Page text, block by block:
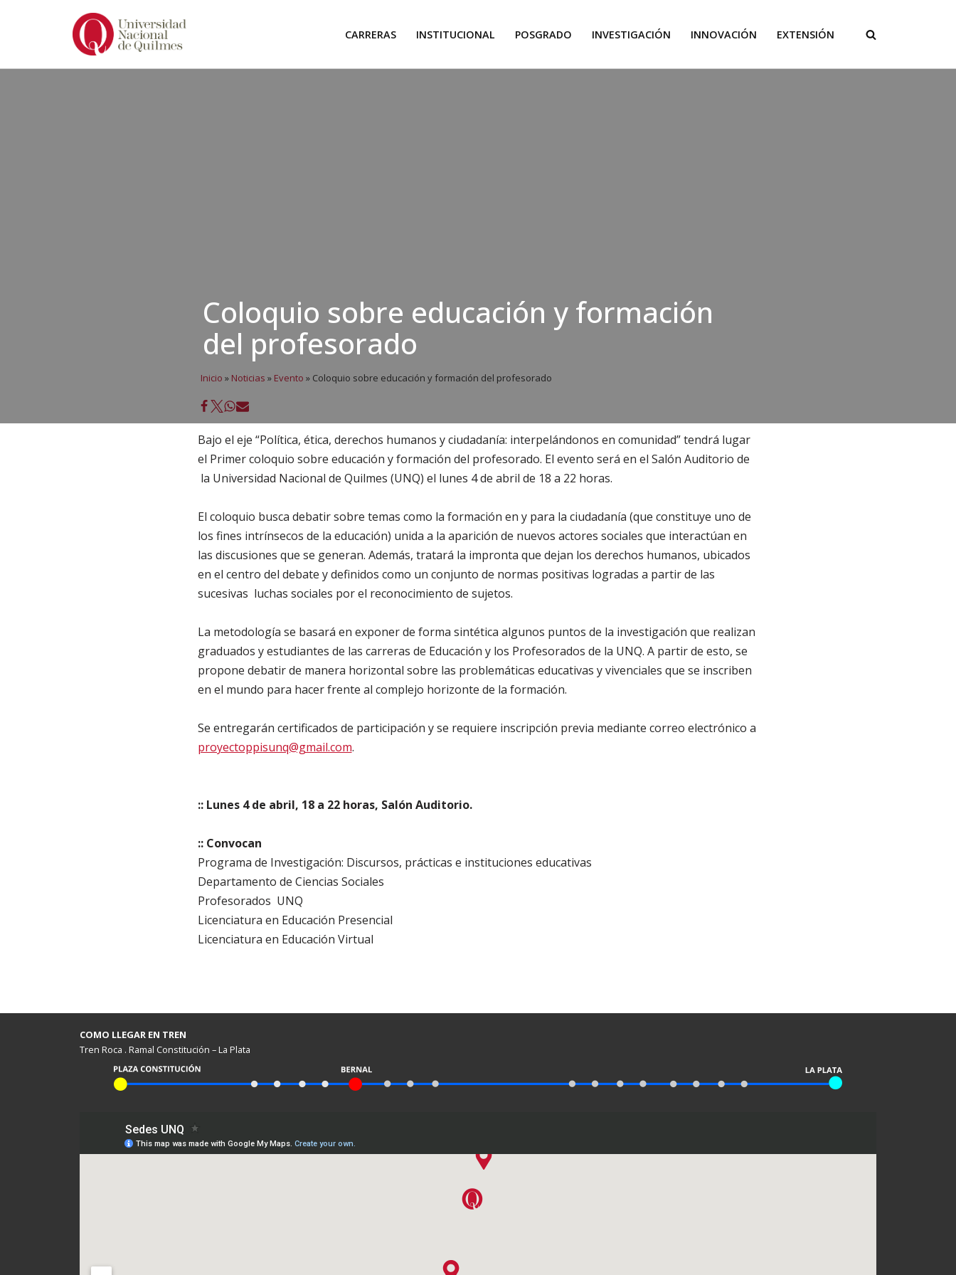
CARRERAS INSTITUCIONAL POSGRADO INVESTIGACIÓN INNOVACIÓN EXTENSIÓN
Coloquio sobre educación y formación
del profesorado
Inicio » Noticias » Evento » Coloquio sobre educación y formación del profesorado
Bajo el eje “Política, ética, derechos humanos y ciudadanía: interpelándonos en comunidad” tendrá lugar
el Primer coloquio sobre educación y formación del profesorado. El evento será en el Salón Auditorio de
la Universidad Nacional de Quilmes (UNQ) el lunes 4 de abril de 18 a 22 horas.
El coloquio busca debatir sobre temas como la formación en y para la ciudadanía (que constituye uno de
los fines intrínsecos de la educación) unida a la aparición de nuevos actores sociales que interactúan en
las discusiones que se generan. Además, tratará la impronta que dejan los derechos humanos, ubicados
en el centro del debate y definidos como un conjunto de normas positivas logradas a partir de las
sucesivas luchas sociales por el reconocimiento de sujetos.
La metodología se basará en exponer de forma sintética algunos puntos de la investigación que realizan
graduados y estudiantes de las carreras de Educación y los Profesorados de la UNQ. A partir de esto, se
propone debatir de manera horizontal sobre las problemáticas educativas y vivenciales que se inscriben
en el mundo para hacer frente al complejo horizonte de la formación.
Se entregarán certificados de participación y se requiere inscripción previa mediante correo electrónico a
proyectoppisunq@gmail.com.
:: Lunes 4 de abril, 18 a 22 horas, Salón Auditorio.
:: Convocan
Programa de Investigación: Discursos, prácticas e instituciones educativas
Departamento de Ciencias Sociales
Profesorados UNQ
Licenciatura en Educación Presencial
Licenciatura en Educación Virtual
COMO LLEGAR EN TREN
Tren Roca . Ramal Constitución – La Plata